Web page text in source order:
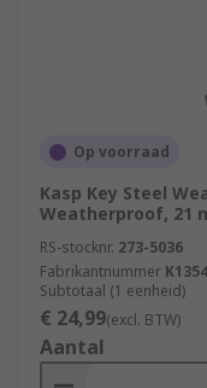
Op voorraad
Kasp Key Steel
Weatherproof, 21
RS-stocknr. 273-5036
Fabrikantnummer
Subtotaal (1 eenheid)
€ 24,99(excl. BTW)
Aantal